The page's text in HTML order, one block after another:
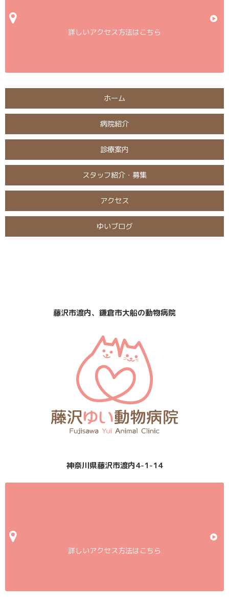
詳しいアクセス方法はこちら
ホーム
病院紹介
診療案内
スタッフ紹介・募集
アクセス
ゆいブログ
藤沢市渡内、鎌倉市大船の動物病院
神奈川県藤沢市渡内4-1-14
詳しいアクセス方法はこちら